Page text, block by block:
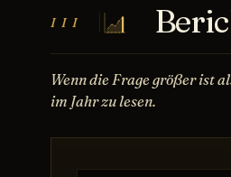
III
Wenn die Frage größer ist
im Jahr zu lesen.